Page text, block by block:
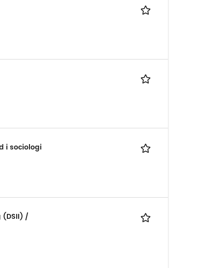
i sociologi
(DSII) /